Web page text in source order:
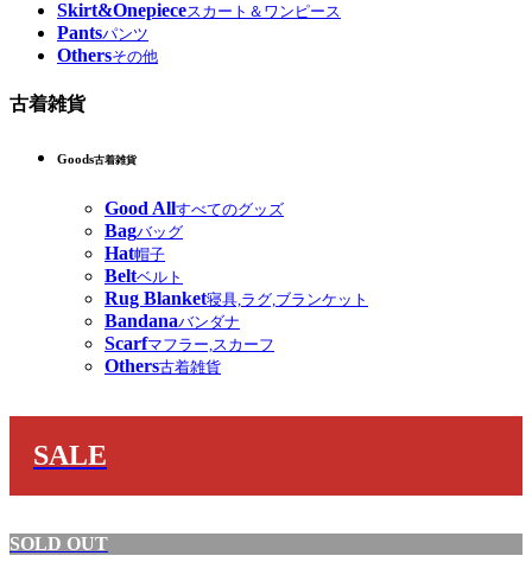
Skirt&Onepieceスカート＆ワンピース
Pantsパンツ
Othersその他
古着雑貨
Goods古着雑貨
Good Allすべてのグッズ
Bagバッグ
Hat帽子
Beltベルト
Rug Blanket寝具,ラグ,ブランケット
Bandanaバンダナ
Scarfマフラー,スカーフ
Others古着雑貨
SALE
SOLD OUT